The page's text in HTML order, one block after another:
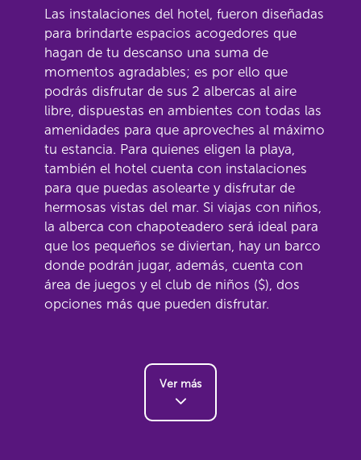
Las instalaciones del hotel, fueron diseñadas
para brindarte espacios acogedores que
hagan de tu descanso una suma de
momentos agradables; es por ello que
podrás disfrutar de sus 2 albercas al aire
libre, dispuestas en ambientes con todas las
amenidades para que aproveches al máximo
tu estancia. Para quienes eligen la playa,
también el hotel cuenta con instalaciones
para que puedas asolearte y disfrutar de
hermosas vistas del mar. Si viajas con niños,
la alberca con chapoteadero será ideal para
que los pequeños se diviertan, hay un barco
donde podrán jugar, además, cuenta con
área de juegos y el club de niños ($), dos
opciones más que pueden disfrutar.
Ver más